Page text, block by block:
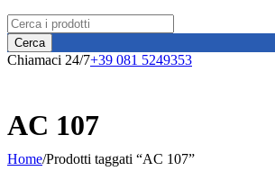
Chiamaci 24/7+39 081 5249353
AC 107
Home/Prodotti taggati “AC 107”